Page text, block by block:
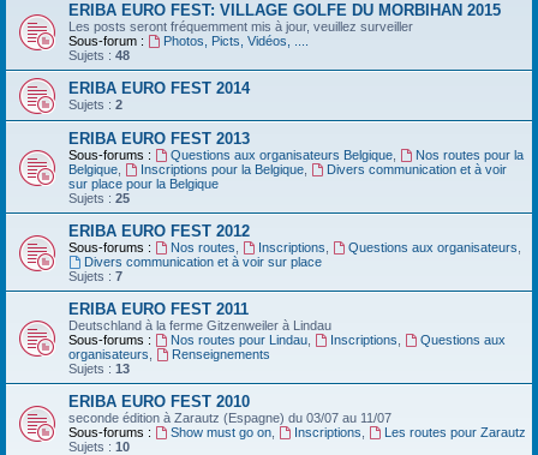
ERIBA EURO FEST: VILLAGE GOLFE DU MORBIHAN 2015
Les posts seront fréquemment mis à jour, veuillez surveiller
Sous-forum :
Photos, Picts, Vidéos, ....
Sujets : 48
ERIBA EURO FEST 2014
Sujets : 2
ERIBA EURO FEST 2013
Sous-forums : Questions aux organisateurs Belgique,
Nos routes pour la
Belgique
Inscriptions pour la Belgique,
Divers communication et à voir
sur place pour la Belgique
Sujets : 25
ERIBA EURO FEST 2012
Sous-forums : Nos routes Inscriptions Questions aux organisateurs
Divers communication et à voir sur place
Sujets : 7
ERIBA EURO FEST 2011
Deutschland‏ à la ferme Gitzenweiler à Lindau
Sous-forums :
Nos routes pour Lindau, Inscriptions
Questions aux
organisateurs
Renseignements
Sujets : 13
ERIBA EURO FEST 2010
seconde édition à Zarautz (Espagne) du 03/07 au 11/07
Sous-forums :
Show must go on, Inscriptions
Les routes pour Zarautz
Sujets : 10